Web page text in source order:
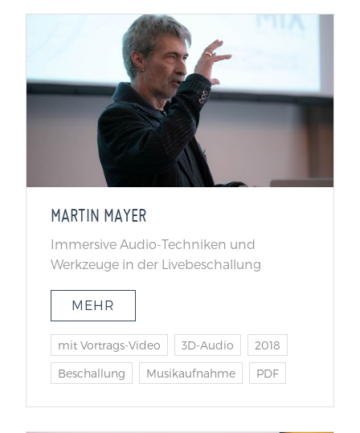
MARTIN MAYER
Immersive Audio-Techniken und
Werkzeuge in der Livebeschallung
MEHR
mit Vortrags-Video 3D-Audio 2018
Beschallung Musikaufnahme PDF